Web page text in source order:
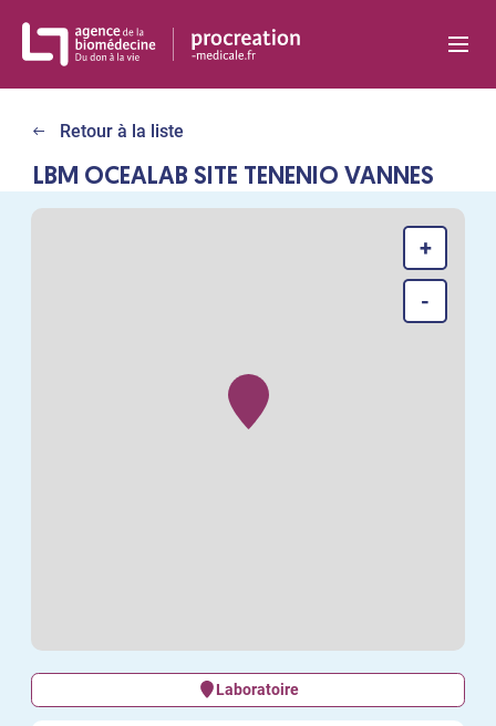
Retour à la liste
LBM OCEALAB SITE TENENIO VANNES
+
-
Laboratoire